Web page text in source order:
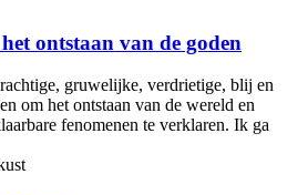
ontstaan van de goden
gruwelijke, verdrietige, blij en
om het ontstaan van de wereld en
fenomenen te verklaren. Ik ga